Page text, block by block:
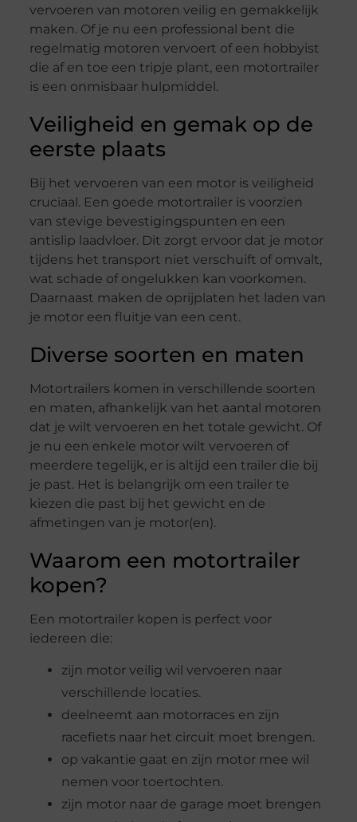
vervoeren van motoren veilig en gemakkelijk
maken. Of je nu een professional bent die
regelmatig motoren vervoert of een hobbyist
die af en toe een tripje plant, een motortrailer
is een onmisbaar hulpmiddel.
Veiligheid en gemak op de
eerste plaats
Bij het vervoeren van een motor is veiligheid
cruciaal. Een goede motortrailer is voorzien
van stevige bevestigingspunten en een
antislip laadvloer. Dit zorgt ervoor dat je motor
tijdens het transport niet verschuift of omvalt,
wat schade of ongelukken kan voorkomen.
Daarnaast maken de oprijplaten het laden van
je motor een fluitje van een cent.
Diverse soorten en maten
Motortrailers komen in verschillende soorten
en maten, afhankelijk van het aantal motoren
dat je wilt vervoeren en het totale gewicht. Of
je nu een enkele motor wilt vervoeren of
meerdere tegelijk, er is altijd een trailer die bij
je past. Het is belangrijk om een trailer te
kiezen die past bij het gewicht en de
afmetingen van je motor(en).
Waarom een motortrailer
kopen?
Een motortrailer kopen is perfect voor
iedereen die:
zijn motor veilig wil vervoeren naar
verschillende locaties.
deelneemt aan motorraces en zijn
racefiets naar het circuit moet brengen.
op vakantie gaat en zijn motor mee wil
nemen voor toertochten.
zijn motor naar de garage moet brengen